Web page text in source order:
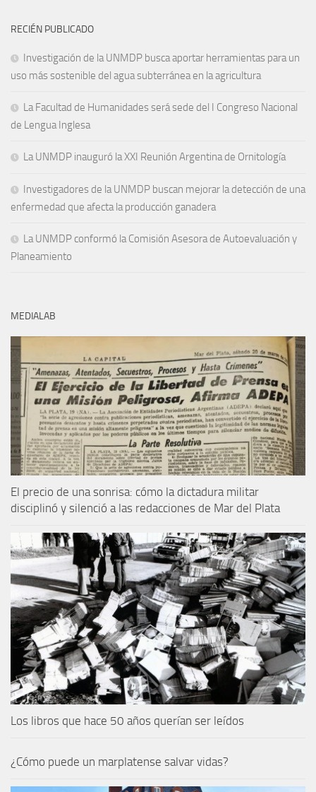
RECIÉN PUBLICADO
Investigación de la UNMDP busca aportar herramientas para un
uso más sostenible del agua subterránea en la agricultura
La Facultad de Humanidades será sede del I Congreso Nacional
de Lengua Inglesa
La UNMDP inauguró la XXI Reunión Argentina de Ornitología
Investigadores de la UNMDP buscan mejorar la detección de una
enfermedad que afecta la producción ganadera
La UNMDP conformó la Comisión Asesora de Autoevaluación y
Planeamiento
MEDIALAB
El precio de una sonrisa: cómo la dictadura militar
disciplinó y silenció a las redacciones de Mar del Plata
Los libros que hace 50 años querían ser leídos
¿Cómo puede un marplatense salvar vidas?